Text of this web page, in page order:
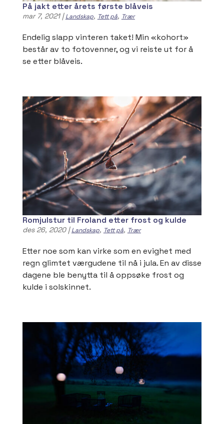
På jakt etter årets første blåveis
mar 7, 2021|Landskap, Tett på, Trær
Endelig slapp vinteren taket! Min «kohort»
består av to fotovenner, og vi reiste ut for å
se etter blåveis.
Romjulstur til Froland etter frost og kulde
des 26, 2020|Landskap, Tett på, Trær
Etter noe som kan virke som en evighet med
regn glimtet værgudene til nå i jula. En av disse
dagene ble benytta til å oppsøke frost og
kulde i solskinnet.